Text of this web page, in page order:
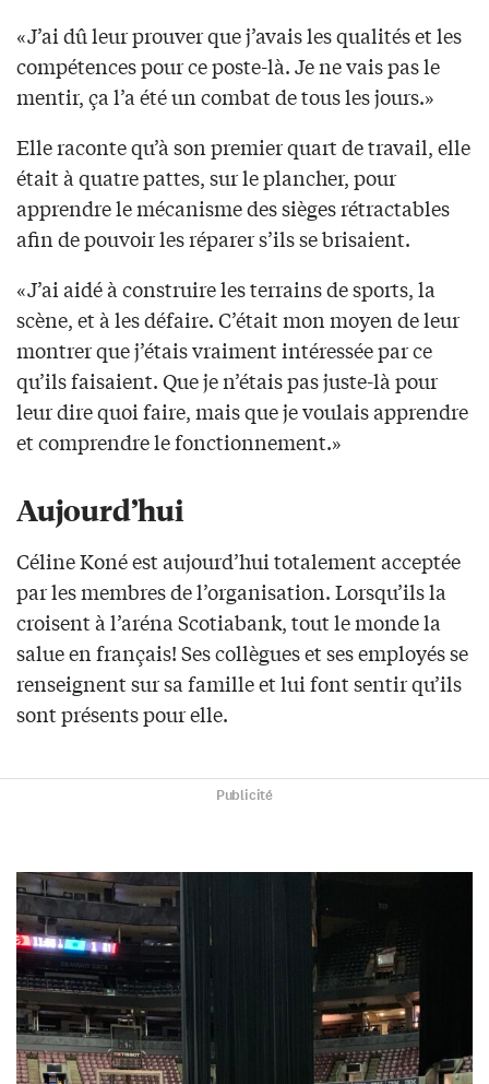
«J’ai dû leur prouver que j’avais les qualités et les
compétences pour ce poste-là. Je ne vais pas le
mentir, ça l’a été un combat de tous les jours.»
Elle raconte qu’à son premier quart de travail, elle
était à quatre pattes, sur le plancher, pour
apprendre le mécanisme des sièges rétractables
afin de pouvoir les réparer s’ils se brisaient.
«J’ai aidé à construire les terrains de sports, la
scène, et à les défaire. C’était mon moyen de leur
montrer que j’étais vraiment intéressée par ce
qu’ils faisaient. Que je n’étais pas juste-là pour
leur dire quoi faire, mais que je voulais apprendre
et comprendre le fonctionnement.»
Aujourd’hui
Céline Koné est aujourd’hui totalement acceptée
par les membres de l’organisation. Lorsqu’ils la
croisent à l’aréna Scotiabank, tout le monde la
salue en français! Ses collègues et ses employés se
renseignent sur sa famille et lui font sentir qu’ils
sont présents pour elle.
Publicité